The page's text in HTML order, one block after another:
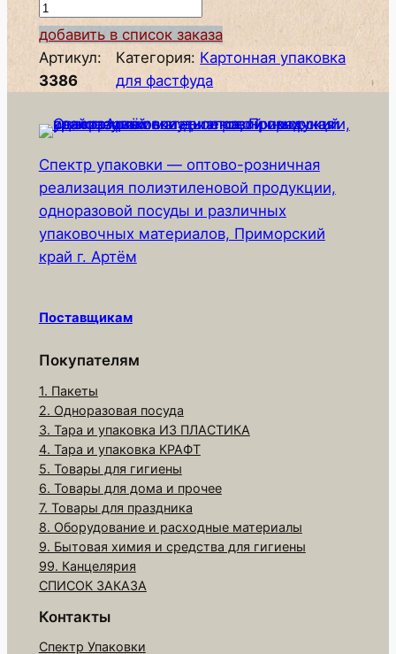
К
о
л
и
е
т
в
о
т
о
р
а
С
О
T
r
a
y
5
5
0
л
добавить в список заказа
Артикул:
3386
Категория: Картонная упаковка
для фастфуда
Спектр упаковки — оптово-розничная
реализация полиэтиленовой продукции,
одноразовой посуды и различных
упаковочных материалов, Приморский
край г. Артём
Поставщикам
Покупателям
1. Пакеты
2. Одноразовая посуда
3. Тара и упаковка ИЗ ПЛАСТИКА
4. Тара и упаковка КРАФТ
5. Товары для гигиены
6. Товары для дома и прочее
7. Товары для праздника
8. Оборудование и расходные материалы
9. Бытовая химия и средства для гигиены
99. Канцелярия
СПИСОК ЗАКАЗА
Контакты
Спектр Упаковки